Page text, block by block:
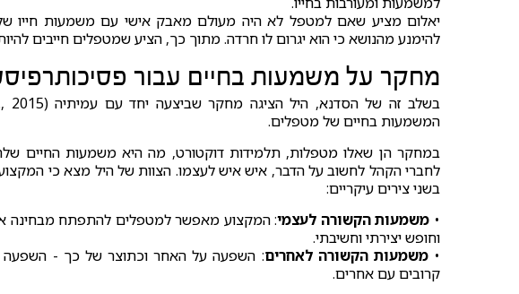
יאלום מציע שאם למטפל לא היה מעולם מאבק אישי עם משמעות חייו
להימנע מהנושא כי הוא יגרום לו חרדה. מתוך כך, הציע שמטפלים חייבים
מחקר על משמעות בחיים עבור
המשמעות בחיים של מטפלים.
במחקר הן שאלו מטפלות, תלמידות דוקטורט, מה היא משמעות החיים
לחברי הקהל לחשוב על הדבר, איש איש לעצמו. הצוות של היל מצא כי
בשני צירים עיקריים:
• משמעות הקשורה לעצמי: המקצוע מאפשר למטפלים להתפתח מבחינה
וחופש יצירתי וחשיבתי.
•משמעות הקשורה לאחרים: השפעה על האחר וכתוצר של כך - השפעה
קרובים עם אחרים.